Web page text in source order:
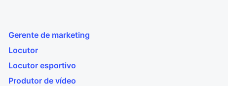
Gerente de marketing
Locutor
Locutor esportivo
Produtor de vídeo